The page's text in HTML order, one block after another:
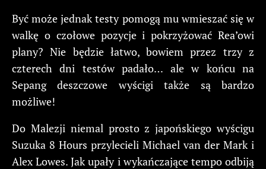
Być może jednak testy pomogą mu wmieszać się w
walkę o czołowe pozycje i pokrzyżować Rea’owi
plany? Nie będzie łatwo, bowiem przez trzy z
czterech dni testów padało… ale w końcu na
Sepang deszczowe wyścigi także są bardzo
możliwe!
Do Malezji niemal prosto z japońskiego wyścigu
Suzuka 8 Hours przylecieli Michael van der Mark i
Alex Lowes. Jak upały i wykańczające tempo odbiją